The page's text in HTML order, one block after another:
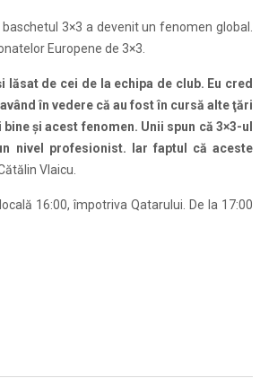
3×3 a devenit un fenomen global.
Europene de 3×3.
de cei de la echipa de club. Eu cred
în vedere că au fost în cursă alte ţări
şi acest fenomen. Unii spun că 3×3-ul
nivel profesionist. Iar faptul că aceste
Vlaicu.
16:00, împotriva Qatarului. De la 17:00